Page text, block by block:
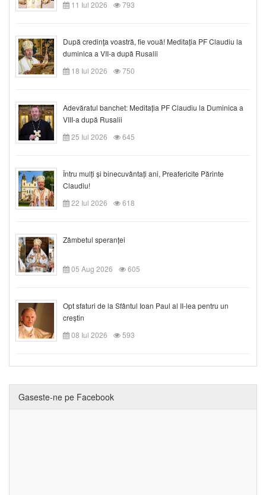
11 Iul 2026
793
După credinţa voastră, fie vouă! Meditația PF Claudiu la
duminica a VII-a după Rusalii
18 Iul 2026
750
Adevăratul banchet: Meditația PF Claudiu la Duminica a
VIII-a după Rusalii
25 Iul 2026
645
Întru mulți și binecuvântați ani, Preafericite Părinte
Claudiu!
22 Iul 2026
618
Zâmbetul speranței
05 Aug 2026 605
Opt sfaturi de la Sfântul Ioan Paul al II-lea pentru un
creștin
08 Iul 2026
593
Gaseste-ne pe Facebook